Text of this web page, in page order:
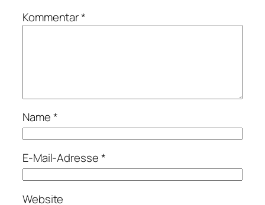
Kommentar*
Name*
E-Mail-Adresse*
Website